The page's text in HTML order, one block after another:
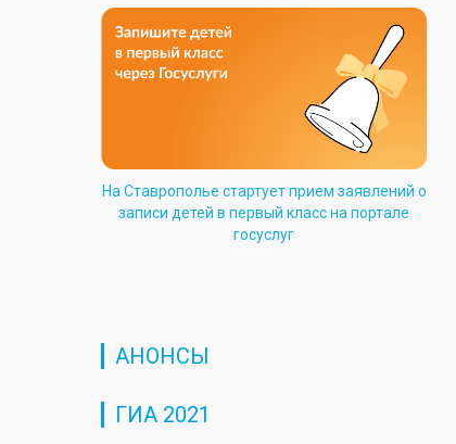
На Ставрополье стартует прием заявлений о
записи детей в первый класс на портале
госуслуг
АНОНСЫ
ГИА 2021